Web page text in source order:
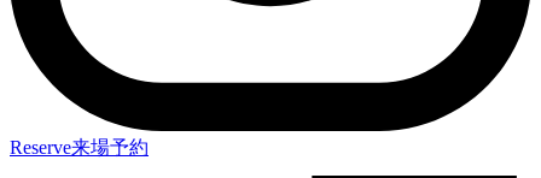
Reserve来場予約